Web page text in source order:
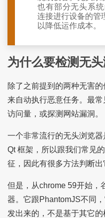
也有部分无头系
连接进行设备的管
以降低运作成本。
为什么要检测无
除了之前提到的两种无害
来自动执行恶意任务。最
访问量，或探测网站漏洞。
一个非常流行的无头浏览
Qt 框架，所以跟我们常见
征，因此有很多方法判断出
但是，从chrome 59开始，
器。它跟PhantomJS不同
发出来的，不是基于其它